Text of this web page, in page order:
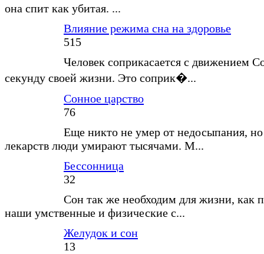
она спит как убитая. ...
Влияние режима сна на здоровье
515
Человек соприкасается с движением
секунду своей жизни. Это соприк�...
Сонное царство
76
Еще никто не умер от недосыпания,
лекарств люди умирают тысячами. М...
Бессонница
32
Сон так же необходим для жизни, как
наши умственные и физические с...
Желудок и сон
13